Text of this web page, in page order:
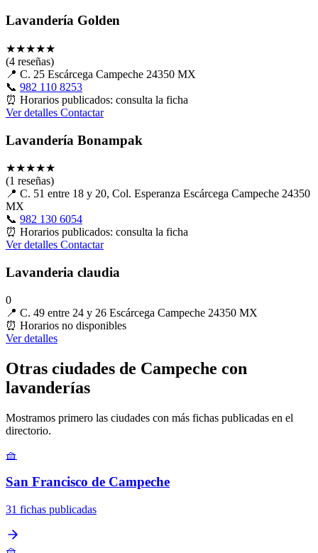
Lavandería Golden
★★★★★
(4 reseñas)
📍 C. 25 Escárcega Campeche 24350 MX
📞 982 110 8253
⏰ Horarios publicados: consulta la ficha
Ver detalles Contactar
Lavandería Bonampak
★★★★★
(1 reseñas)
📍 C. 51 entre 18 y 20, Col. Esperanza Escárcega Campeche 24350
MX
📞 982 130 6054
⏰ Horarios publicados: consulta la ficha
Ver detalles Contactar
Lavanderia claudia
0
📍 C. 49 entre 24 y 26 Escárcega Campeche 24350 MX
⏰ Horarios no disponibles
Ver detalles
Otras ciudades de Campeche con
lavanderías
Mostramos primero las ciudades con más fichas publicadas en el
directorio.
🧺
San Francisco de Campeche
31 fichas publicadas
🧺